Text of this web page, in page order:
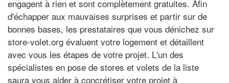
engagent à rien et sont complètement gratuites. Afin
d'échapper aux mauvaises surprises et partir sur de
bonnes bases, les prestataires que vous dénichez sur
store-volet.org évaluent votre logement et détaillent
avec vous les étapes de votre projet. L'un des
spécialistes en pose de stores et volets de la liste
saura vous aider à concrétiser votre projet à